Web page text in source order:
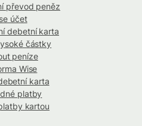
převod peněz
účet
debetní karta
částky
peníze
Wise
karta
platby
kartou